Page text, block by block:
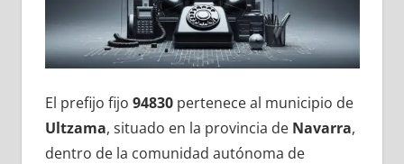
El prefijo fijo 94830pertenece al municipio dе
Ultzama, situado en la provincia dе Navarra,
dentro dе la comunidad autónoma dе